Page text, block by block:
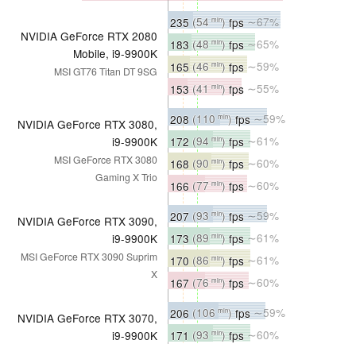
NVIDIA GeForce RTX 2080
Mobile, i9-9900K
MSI GT76 Titan DT 9SG
235 (54 min)fps∼67%
183(48 min)fps∼65%
165(46 min)fps∼59%
153 (41 min) fps ∼55%
NVIDIA GeForce RTX 3080,
i9-9900K
MSI GeForce RTX 3080
Gaming X Trio
208 (110 min)fps∼59%
172 (94 min)fps∼61%
168 (90 min)fps∼60%
166 (77 min) fps ∼60%
NVIDIA GeForce RTX 3090,
i9-9900K
MSI GeForce RTX 3090 Suprim
X
207 (93 min)fps∼59%
173 (89 min)fps∼61%
170 (86 min)fps∼61%
167 (76 min) fps ∼60%
NVIDIA GeForce RTX 3070,
i9-9900K
206 (106 min)fps∼59%
171 (93 min)fps∼60%